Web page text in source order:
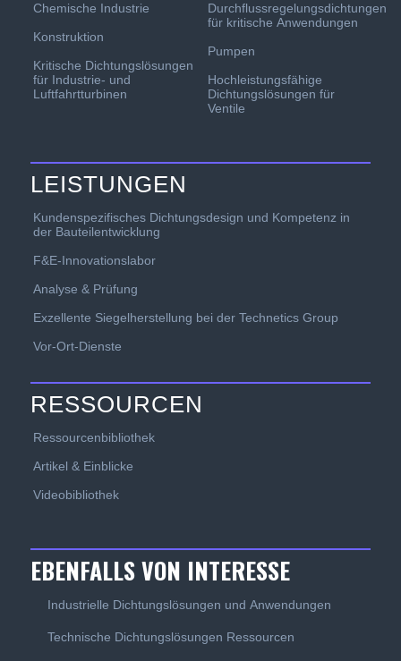
Chemische Industrie
Konstruktion
Kritische Dichtungslösungen
für Industrie- und
Luftfahrtturbinen
Durchflussregelungsdichtungen
für kritische Anwendungen
Pumpen
Hochleistungsfähige
Dichtungslösungen für
Ventile
LEISTUNGEN
Kundenspezifisches Dichtungsdesign und Kompetenz in
der Bauteilentwicklung
F&E-Innovationslabor
Analyse & Prüfung
Exzellente Siegelherstellung bei der Technetics Group
Vor-Ort-Dienste
RESSOURCEN
Ressourcenbibliothek
Artikel & Einblicke
Videobibliothek
EBENFALLS VON INTERESSE
Industrielle Dichtungslösungen und Anwendungen
Technische Dichtungslösungen Ressourcen